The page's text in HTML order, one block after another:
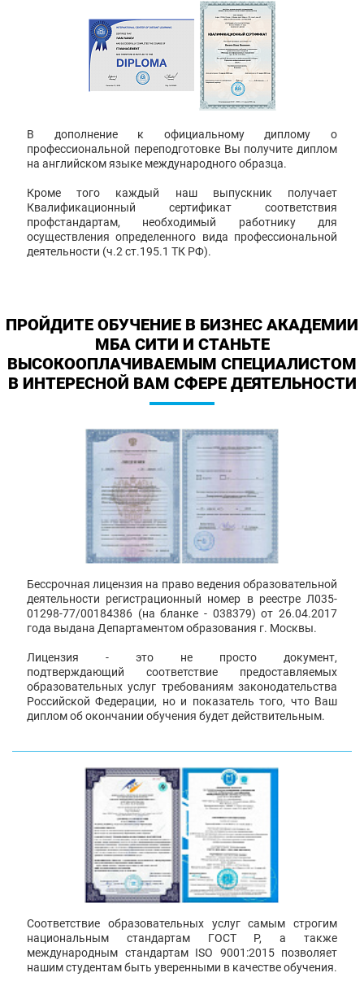
В дополнение к официальному диплому о
профессиональной переподготовке Вы получите диплом
на английском языке международного образца.
Кроме того каждый наш выпускник получает
Квалификационный сертификат соответствия
профстандартам, необходимый работнику для
осуществления определенного вида профессиональной
деятельности (ч.2 ст.195.1 ТК РФ).
ПРОЙДИТЕ ОБУЧЕНИЕ В БИЗНЕС АКАДЕМИИ
МБА СИТИ И СТАНЬТЕ
ВЫСОКООПЛАЧИВАЕМЫМ СПЕЦИАЛИСТОМ
В ИНТЕРЕСНОЙ ВАМ СФЕРЕ ДЕЯТЕЛЬНОСТИ
Бессрочная лицензия на право ведения образовательной
деятельности регистрационный номер в реестре Л035-
01298-77/00184386 (на бланке - 038379) от 26.04.2017
года выдана Департаментом образования г. Москвы.
Лицензия - это не просто документ,
подтверждающий соответствие предоставляемых
образовательных услуг требованиям законодательства
Российской Федерации, но и показатель того, что Ваш
диплом об окончании обучения будет действительным.
Соответствие образовательных услуг самым строгим
национальным стандартам ГОСТ Р, а также
международным стандартам ISO 9001:2015 позволяет
нашим студентам быть уверенными в качестве обучения.